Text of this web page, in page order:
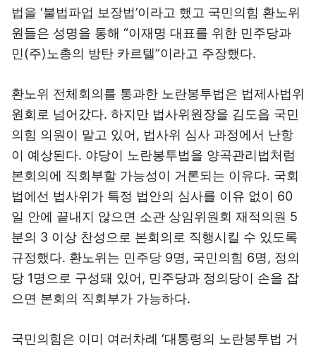
법을 ‘불법파업 보장법’이라고 했고 국민의힘 환노위
원들은 성명을 통해 “이재명 대표를 위한 민주당과
민(주)노총의 방탄 카르텔”이라고 주장했다.
환노위 전체회의를 통과한 노란봉투법은 법제사법위
원회로 넘어갔다. 하지만 법사위원장을 김도읍 국민
의힘 의원이 맡고 있어, 법사위 심사 과정에서 난항
이 예상된다. 야당이 노란봉투법을 양곡관리법처럼
본회의에 직회부할 가능성이 거론되는 이유다. 국회
법에선 법사위가 특정 법안의 심사를 이유 없이 60
일 안에 끝내지 않으면 소관 상임위원회 재적의원 5
분의 3 이상 찬성으로 본회의로 직행시킬 수 있도록
규정했다. 환노위는 민주당 9명, 국민의힘 6명, 정의
당 1명으로 구성돼 있어, 민주당과 정의당이 손을 잡
으면 본회의 직회부가 가능하다.
국민의힘은 이미 여러차례 ‘대통령의 노란봉투법 거